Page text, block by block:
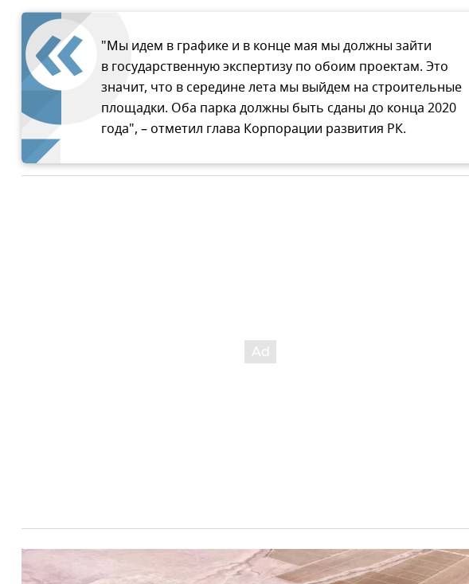
"Мы идем в графике и в конце мая мы должны зайти
в государственную экспертизу по обоим проектам. Это
значит, что в середине лета мы выйдем на строительные
площадки. Оба парка должны быть сданы до конца 2020
года", – отметил глава Корпорации развития РК.